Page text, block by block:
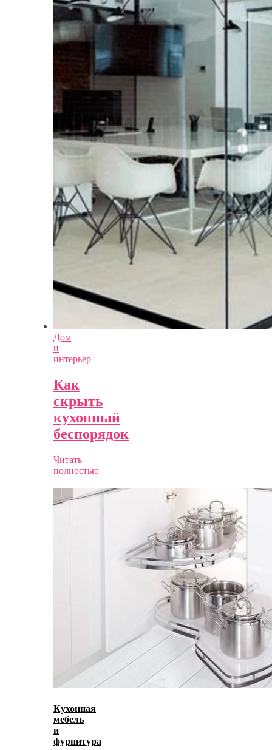
Дом
и
интерьер
Как
скрыть
кухонный
беспорядок
Читать
полностью
Кухонная
мебель
и
фурнитура